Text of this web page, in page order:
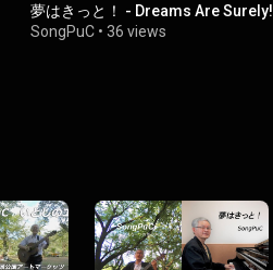
夢はきっと！ - Dreams Are Surely!
SongPuC •36 views